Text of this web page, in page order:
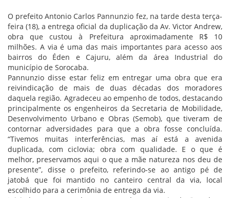
O prefeito Antonio Carlos Pannunzio fez, na tarde desta terça-
feira (18), a entrega oficial da duplicação da Av. Victor Andrew,
obra que custou à Prefeitura aproximadamente R$ 10
milhões. A via é uma das mais importantes para acesso aos
bairros do Éden e Cajuru, além da área Industrial do
município de Sorocaba.
Pannunzio disse estar feliz em entregar uma obra que era
reivindicação de mais de duas décadas dos moradores
daquela região. Agradeceu ao empenho de todos, destacando
principalmente os engenheiros da Secretaria de Mobilidade,
Desenvolvimento Urbano e Obras (Semob), que tiveram de
contornar adversidades para que a obra fosse concluída.
“Tivemos muitas interferências, mas aí está a avenida
duplicada, com ciclovia; obra com qualidade. E o que é
melhor, preservamos aqui o que a mãe natureza nos deu de
presente”, disse o prefeito, referindo-se ao antigo pé de
jatobá que foi mantido no canteiro central da via, local
escolhido para a cerimônia de entrega da via.